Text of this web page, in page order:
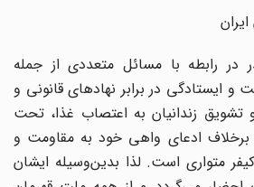
در رابطه با مسائل متعددی از جمله
ایستادگی در برابر نهادهای قانونی و
زندانیان به اعتصاب غذا، تحت
ادعای واهی خود به مقاومت و
متواری است. لذا بدین‌وسیله ایشان